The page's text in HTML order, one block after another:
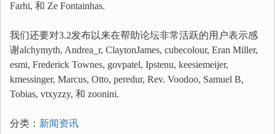
Farhi, 和 Ze Fontainhas.
我们还要对3.2发布以来在帮助论坛非常活跃的用户表示感
谢alchymyth, Andrea_r, ClaytonJames, cubecolour, Eran Miller,
esmi, Frederick Townes, govpatel, Ipstenu, keesiemeijer,
kmessinger, Marcus, Otto, peredur, Rev. Voodoo, Samuel B,
Tobias, vtxyzzy, 和 zoonini.
分类： 新闻资讯